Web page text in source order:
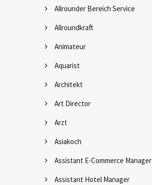
Allrounder Bereich Service
Allroundkraft
Animateur
Aquarist
Architekt
Art Director
Arzt
Asiakoch
Assistant E-Commerce Manager
Assistant Hotel Manager